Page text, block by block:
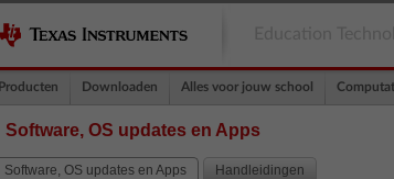
Producten Downloaden Alles voor jouw school
Software, OS updates en Apps
Software, OS updates en Apps Handleidingen